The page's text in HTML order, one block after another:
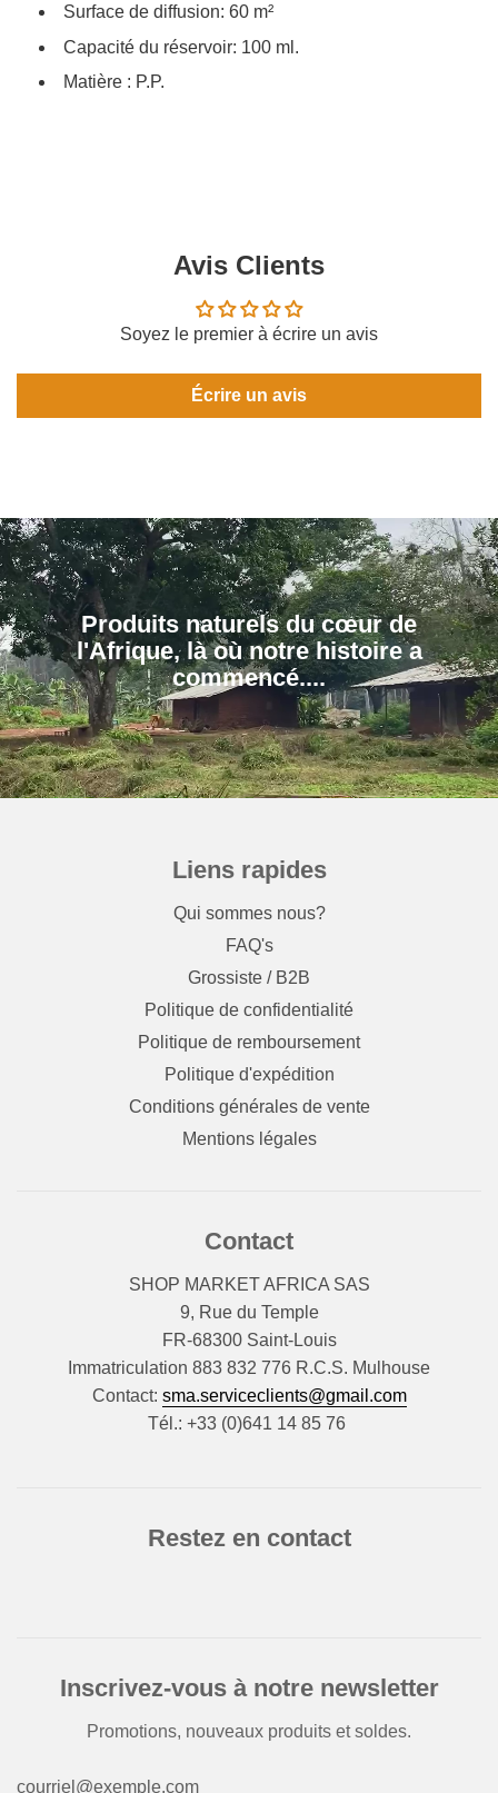
Surface de diffusion: 60 m²
Capacité du réservoir: 100 ml.
Matière : P.P.
Avis Clients
Soyez le premier à écrire un avis
Écrire un avis
Produits naturels du cœur de
l'Afrique, là où notre histoire a
Liens rapides
Qui sommes nous?
FAQ's
Grossiste / B2B
Politique de confidentialité
Politique de remboursement
Politique d'expédition
Conditions générales de vente
Mentions légales
Contact
SHOP MARKET AFRICA SAS
9, Rue du Temple
FR-68300 Saint-Louis
Immatriculation 883 832 776 R.C.S. Mulhouse
Contact: sma.serviceclients@gmail.com
Tél.: +33 (0)641 14 85 76
Restez en contact
Inscrivez-vous à notre newsletter
Promotions, nouveaux produits et soldes.